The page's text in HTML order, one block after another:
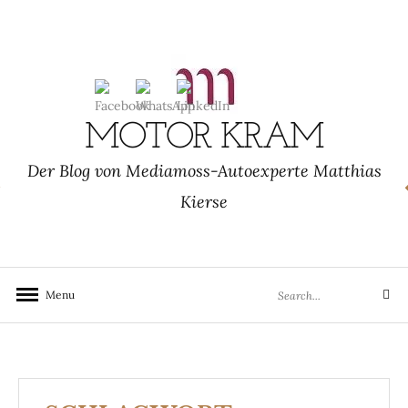
MOTOR KRAM
Der Blog von Mediamoss-Autoexperte Matthias
Kierse
Menu
for:
Search